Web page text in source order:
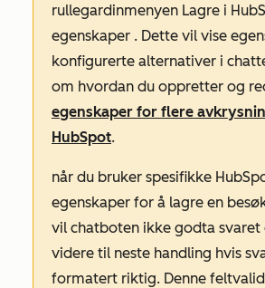
rullegardinmenyen Lagre i
egenskaper . Dette vil vise
konfigurerte alternativer i
om hvordan du oppretter og
egenskaper for flere
HubSpot.
når du bruker spesifikke
egenskaper for å lagre en
vil chatboten ikke godta svaret
videre til neste handling hvis
formatert riktig. Denne